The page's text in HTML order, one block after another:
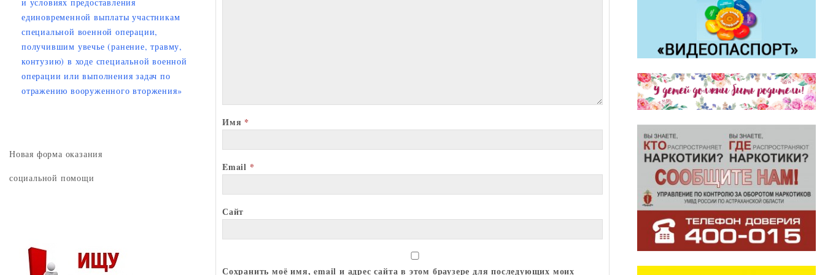
Имя *
Email *
Сайт
Сохранить моё имя, email и адрес сайта в этом браузере для последующих моих
единовременной выплаты участникам
специальной военной операции,
получившим увечье (ранение, травму,
контузию) в ходе специальной военной
операции или выполнения задач по
отражению вооруженного вторжения»
Новая форма оказания
социальной помощи